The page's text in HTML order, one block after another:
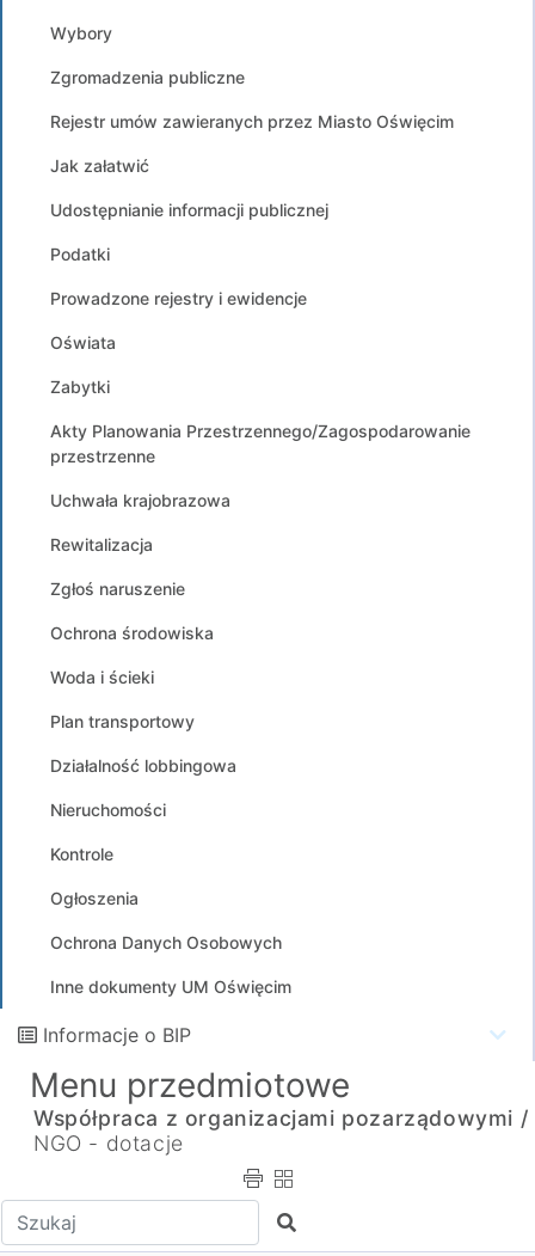
Wybory
Zgromadzenia publiczne
Rejestr umów zawieranych przez Miasto Oświęcim
Jak załatwić
Udostępnianie informacji publicznej
Podatki
Prowadzone rejestry i ewidencje
Oświata
Zabytki
Akty Planowania Przestrzennego/Zagospodarowanie
przestrzenne
Uchwała krajobrazowa
Rewitalizacja
Zgłoś naruszenie
Ochrona środowiska
Woda i ścieki
Plan transportowy
Działalność lobbingowa
Nieruchomości
Kontrole
Ogłoszenia
Ochrona Danych Osobowych
Inne dokumenty UM Oświęcim
Informacje o BIP
Menu przedmiotowe
Współpraca z organizacjami pozarządowymi /
NGO - dotacje
Wpisz tekst do wyszukania Szukaj